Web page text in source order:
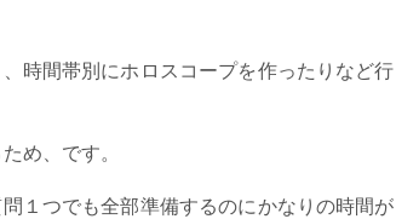
時間帯別にホロスコープを作ったりなど行
め、です。
１つでも全部準備するのにかなりの時間が